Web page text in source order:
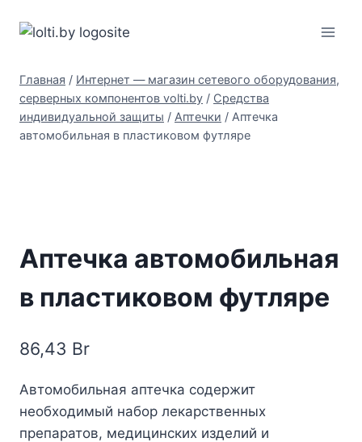
Главная / Интернет — магазин сетевого оборудования,
серверных компонентов volti.by / Средства
индивидуальной защиты / Аптечки / Аптечка
автомобильная в пластиковом футляре
Аптечка автомобильная
в пластиковом футляре
86,43 Br
Автомобильная аптечка содержит
необходимый набор лекарственных
препаратов, медицинских изделий и